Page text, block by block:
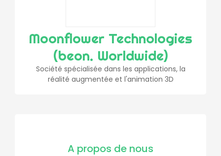
Moonflower Technologies
(beon. Worldwide)
Société spécialisée dans les applications, la
réalité augmentée et l'animation 3D
A propos de nous